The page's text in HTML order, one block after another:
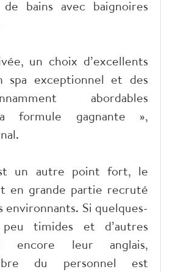
de bains avec baignoires
un choix d’excellents
spa exceptionnel et des
abordables
formule gagnante »,
un autre point fort, le
en grande partie recruté
environnants. Si quelques-
timides et d’autres
encore leur anglais,
du personnel est